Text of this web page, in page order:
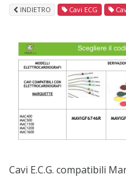
INDIETRO Cavi ECG
Cavi E.C.G. compatibili